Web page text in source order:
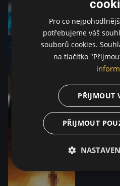
Pro co
potřebujeme váš
souborů cookies.
na tlačítko
PŘIJMOUT
PŘIJMOUT